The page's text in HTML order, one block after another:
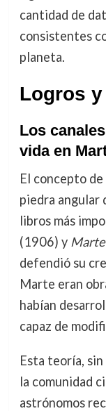
cantidad de
consistentes
planeta.
Logros
Los
vida en
El concepto de
piedra angular
libros más
(1906) y
defendió su
Marte eran
habían
capaz de
Esta teoría,
la comunidad
astrónomos